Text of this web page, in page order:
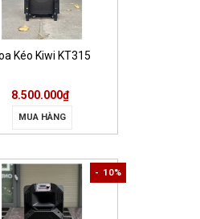
Kéo Kiwi KT315
8.500.000₫
MUA HÀNG
- 10%